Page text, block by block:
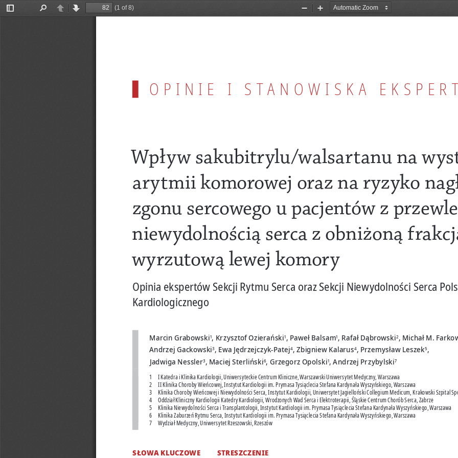
Toggle
PreviousNext
(1 of 8)
Zoom
Zoom
STRESZCZENIE
SŁOWA KLUCZOWE
OPINIE I STANOWISK A
Wpływ sakubitrylu/walsartanu na
arytmii komorowej oraz na ryzyko
zgonu sercowego u pacjentów z
niewydolnością serca z obniżoną
wyrzutową lewej komory
Opinia ekspertów Sekcji Rytmu Serca oraz Sekcji Niewydolności Serca
Kardiologicznego
Marcin Grabowski1 , Krzysztof Ozierański1 , Paweł Balsam1 , Rafał Dąbrowski2, Michał M.
Andrzej Gackowski3 , Ewa Jędrzejczyk ‑Patej 4 , Zbigniew Kalarus 4, Przemysław Leszek5
Jadwiga Nessler3 , Maciej Sterliński6, Grzegorz Opolski1 , Andrzej Przybylski7
1   I Katedra i Klinika Kardiologii, Uniwersyteckie Centrum Kliniczne, Warszawski Uniwersytet Medyczny, Warszawa
2   II Klinika Choroby Wieńcowej, Instytut Kardiologii im. Prymasa Tysiąclecia Stefana Kardynała Wyszyńskiego, Warszawa
3   Klinika Choroby Wieńcowej i Niewydolności Serca, Instytut Kardiologii, Uniwersytet Jagielloński Collegium Medicum, Krakowski Szpital
4   Oddział Kliniczny Kardiologii Katedry Kardiologii, Wrodzonych Wad Serca i Elektroterapii, Śląskie Centrum Chorób Serca, Zabrze
5   Klinika Niewydolności Serca i Transplantologii, Instytut Kardiologii im. Prymasa Tysiąclecia Stefana Kardynała Wyszyńskiego, Warszawa
6   Klinika Zaburzeń Rytmu Serca, Instytut Kardiologii im. Prymasa Tysiąclecia Stefana Kardynała Wyszyńskiego, Warszawa
7   Wydział Medyczny, Uniwersytet Rzeszowski, Rzeszów